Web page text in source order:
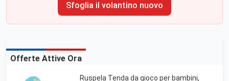
Sfoglia il volantino nuovo
Offerte Attive Ora
Ruspela Tenda da gioco per bambini,